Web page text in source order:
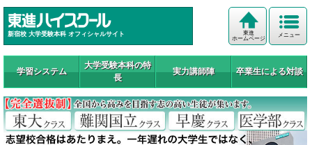
新宿校 大学受験本科 オフィシャルサイト メニュー
東進
ホームページ
学習システム
大学受験本科の特
長
実力講師陣 卒業生による対談